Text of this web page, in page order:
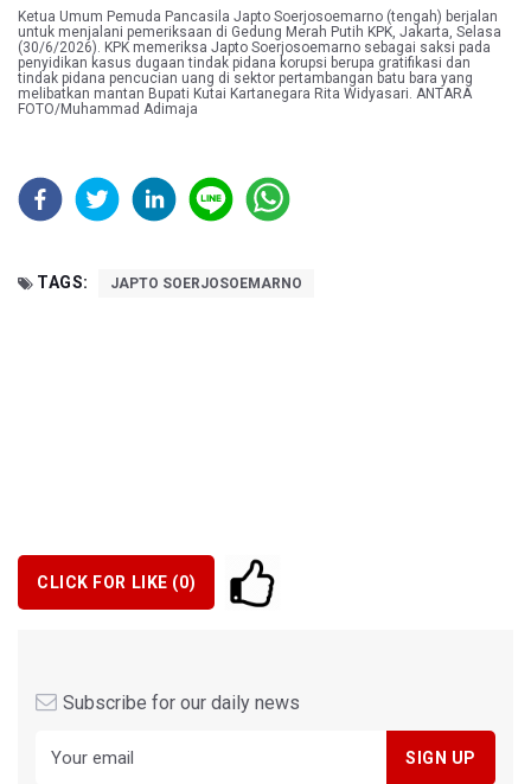
Ketua Umum Pemuda Pancasila Japto Soerjosoemarno (tengah) berjalan
untuk menjalani pemeriksaan di Gedung Merah Putih KPK, Jakarta, Selasa
(30/6/2026). KPK memeriksa Japto Soerjosoemarno sebagai saksi pada
penyidikan kasus dugaan tindak pidana korupsi berupa gratifikasi dan
tindak pidana pencucian uang di sektor pertambangan batu bara yang
melibatkan mantan Bupati Kutai Kartanegara Rita Widyasari. ANTARA
FOTO/Muhammad Adimaja
TAGS: JAPTO SOERJOSOEMARNO
CLICK FOR LIKE (0)
Subscribe for our daily news